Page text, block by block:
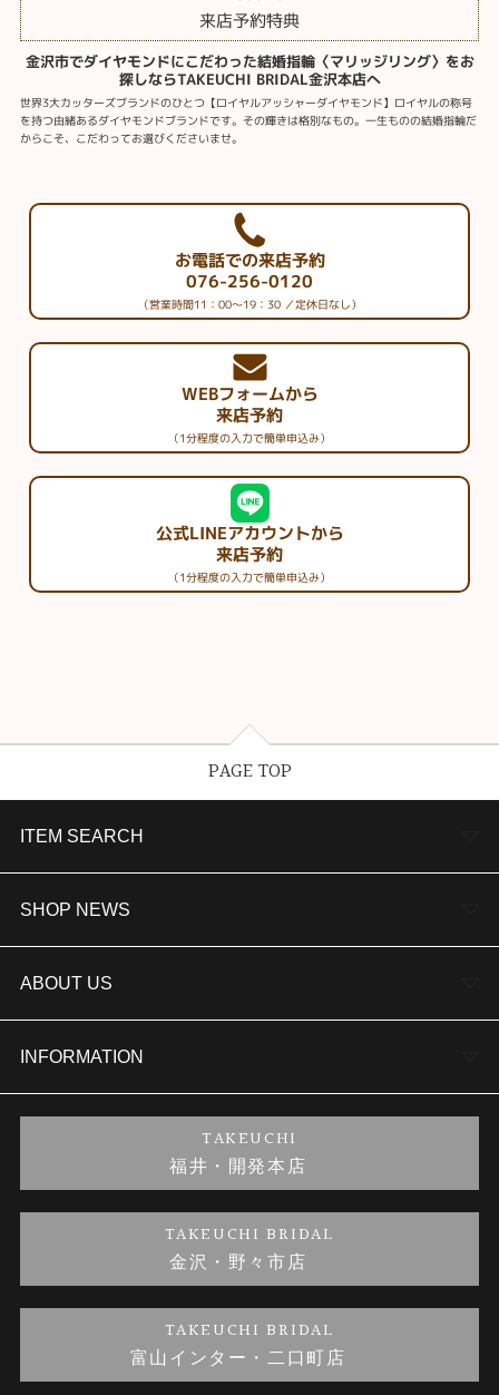
来店予約特典
金沢市でダイヤモンドにこだわった結婚指輪〈マリッジリング〉をお
探しならTAKEUCHI BRIDAL金沢本店へ
世界3大カッターズブランドのひとつ【ロイヤルアッシャーダイヤモンド】ロイヤルの称号
を持つ由緒あるダイヤモンドブランドです。その輝きは格別なもの。一生ものの結婚指輪だ
からこそ、こだわってお選びくださいませ。
お電話での来店予約
076-256-0120
（営業時間11：00～19：30 ／定休日なし）
WEBフォームから
来店予約
（1分程度の入力で簡単申込み）
公式LINEアカウントから
来店予約
（1分程度の入力で簡単申込み）
PAGE TOP
ITEM SEARCH
婚約指輪
結婚指輪
セットリング
婚約ネックレス
金・プラチナのお取引
SHOP NEWS
TAKEUCHI BRIDAL金沢本店情報
商品一覧
ブランドリスト
金澤指輪工房｜手作りペアリング
金澤指輪工房｜手作り結婚指輪 and 婚約指輪
金澤指輪工房｜手作り婚約指輪プロポーズプラン
ABOUT US
会社概要
お客様の声
INFORMATION
プライバシーポリシー
TAKEUCHI
福井・開発本店
TAKEUCHI BRIDAL
金沢・野々市店
TAKEUCHI BRIDAL
富山インター・二口町店